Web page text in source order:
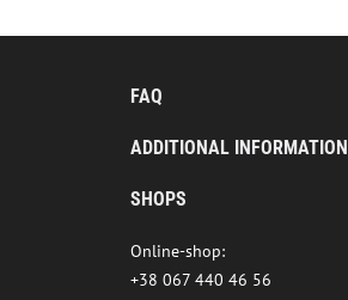
FAQ
ADDITIONAL INFORMATION
SHOPS
Online-shop:
+38 067 440 46 56